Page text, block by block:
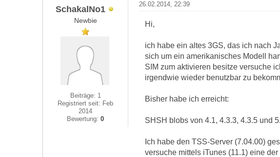
SchakalNo1
Newbie
Beiträge: 1
Registriert seit: Feb
2014
Bewertung:0
26.02.2014, 22:39
Hi,
ich habe ein altes 3GS, das ich nach
sich um ein amerikanisches Modell
SIM zum aktivieren besitze versuche
irgendwie wieder benutzbar zu
Bisher habe ich erreicht:
SHSH blobs von 4.1, 4.3.3, 4.3.5 und
Ich habe den TSS-Server (7.04.00)
versuche mittels iTunes (11.1) eine